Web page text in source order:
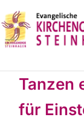
Tanzen
für